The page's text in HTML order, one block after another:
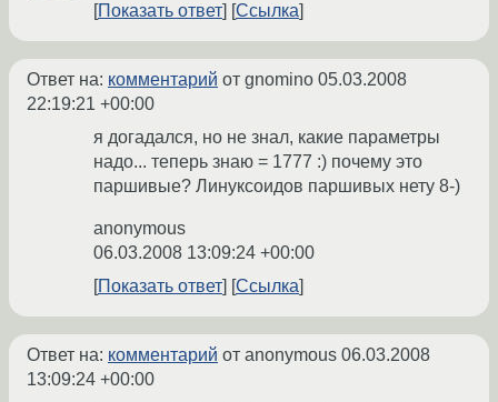
Показать ответ
Ссылка
Ответ на: комментарий от gnomino 05.03.2008
22:19:21 +00:00
я догадался, но не знал, какие параметры
надо... теперь знаю = 1777 :) почему это
паршивые? Линуксоидов паршивых нету 8-)
anonymous
06.03.2008 13:09:24 +00:00
Показать ответ
Ссылка
Ответ на: комментарий от anonymous 06.03.2008
13:09:24 +00:00